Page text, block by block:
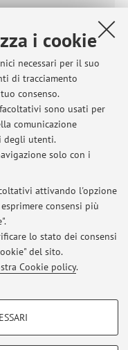
i cookie
necessari per il suo
di tracciamento
consenso.
sono usati per
comunicazione
degli utenti.
solo con i
attivando l'opzione
consensi più
lo stato dei consensi
del sito.
Cookie policy.
dell’industria
dell’industria
dell’industria
del sito.